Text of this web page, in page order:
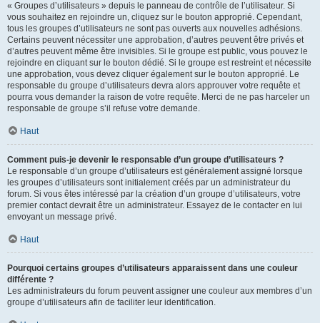
« Groupes d’utilisateurs » depuis le panneau de contrôle de l’utilisateur. Si
vous souhaitez en rejoindre un, cliquez sur le bouton approprié. Cependant,
tous les groupes d’utilisateurs ne sont pas ouverts aux nouvelles adhésions.
Certains peuvent nécessiter une approbation, d’autres peuvent être privés et
d’autres peuvent même être invisibles. Si le groupe est public, vous pouvez le
rejoindre en cliquant sur le bouton dédié. Si le groupe est restreint et nécessite
une approbation, vous devez cliquer également sur le bouton approprié. Le
responsable du groupe d’utilisateurs devra alors approuver votre requête et
pourra vous demander la raison de votre requête. Merci de ne pas harceler un
responsable de groupe s’il refuse votre demande.
Haut
Comment puis-je devenir le responsable d’un groupe d’utilisateurs ?
Le responsable d’un groupe d’utilisateurs est généralement assigné lorsque
les groupes d’utilisateurs sont initialement créés par un administrateur du
forum. Si vous êtes intéressé par la création d’un groupe d’utilisateurs, votre
premier contact devrait être un administrateur. Essayez de le contacter en lui
envoyant un message privé.
Haut
Pourquoi certains groupes d’utilisateurs apparaissent dans une couleur
différente ?
Les administrateurs du forum peuvent assigner une couleur aux membres d’un
groupe d’utilisateurs afin de faciliter leur identification.